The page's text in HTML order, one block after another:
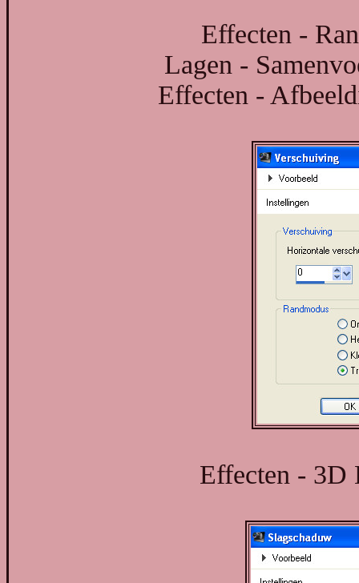
Effecten -
Lagen -
Effecten -
Effecten - 3D